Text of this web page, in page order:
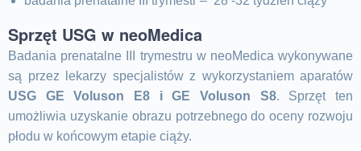
Sprzęt USG w neoMedica
Badania prenatalne III trymestru w neoMedica wykonywane
są przez lekarzy specjalistów z wykorzystaniem aparatów
USG GE Voluson E8 i GE Voluson S8. Sprzęt ten
umożliwia uzyskanie obrazu potrzebnego do oceny rozwoju
płodu w końcowym etapie ciąży.